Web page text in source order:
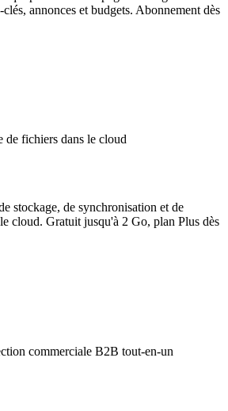
annonces et budgets. Abonnement dès
de fichiers dans le cloud
stockage, de synchronisation et de
cloud. Gratuit jusqu'à 2 Go, plan Plus dès
commerciale B2B tout-en-un